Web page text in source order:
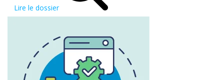
Lire le dossier